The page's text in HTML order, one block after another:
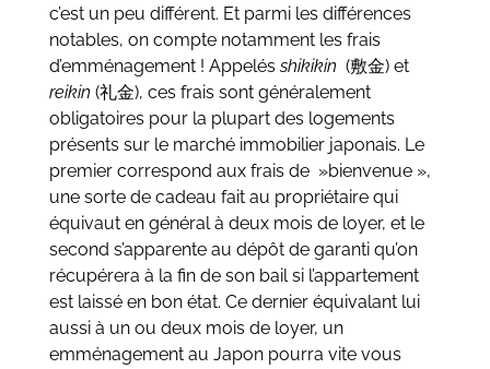
c’est un peu différent. Et parmi les différences
notables, on compte notamment les frais
d’emménagement ! Appelésshikikin (敷金) et
reikin (礼金), ces frais sont généralement
obligatoires pour la plupart des logements
présents sur le marché immobilier japonais. Le
premier correspond aux frais de »bienvenue »,
une sorte de cadeau fait au propriétaire qui
équivaut en général à deux mois de loyer, et le
second s’apparente au dépôt de garanti qu’on
récupérera à la fin de son bail si l’appartement
est laissé en bon état. Ce dernier équivalant lui
aussi à un ou deux mois de loyer, un
emménagement au Japon pourra vite vous